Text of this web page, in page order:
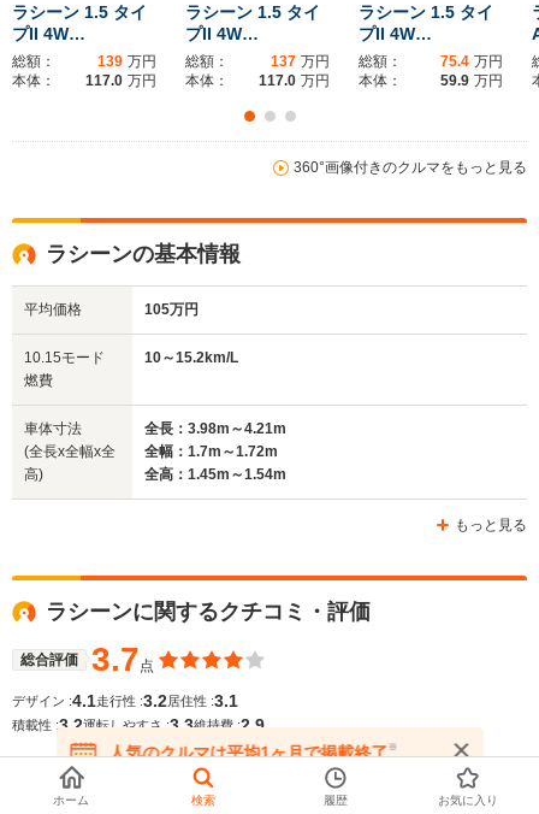
排気量
ホイールベース
1973～2825cc
ホイールベース
-m
ホイ
ラシーン 1.5 タイ
プII 4W…
総額： 139 万円
本体：
117.0 万円
ラシーン 1.5 タイ
プII 4W…
総額： 137 万円
本体：
117.0 万円
ラシーン 1.5 タイ
プII 4W…
総額： 75.4 万円
本体：
59.9 万円
360°画像付きのクルマをもっと見る
ラシーンの基本情報
平均価格 105万円
10.15モード
燃費
10～15.2km/L
車体寸法
(全長x全幅x全
高)
全長：3.98m～4.21m
全幅：1.7m～1.72m
全高：1.45m～1.54m
もっと見る
ラシーンに関するクチコミ・評価
総合評価 3.7点
デザイン :4.1走行性 :3.2居住性 :3.1
積載性 :3.2運転しやすさ :3.3維持費 :2.9
評価の高いレビュー・評判
人気のクルマは平均1ヶ月で掲載終了※
在庫が無くなる前にお問い合わせください
ホーム 検索 履歴 お気に入り